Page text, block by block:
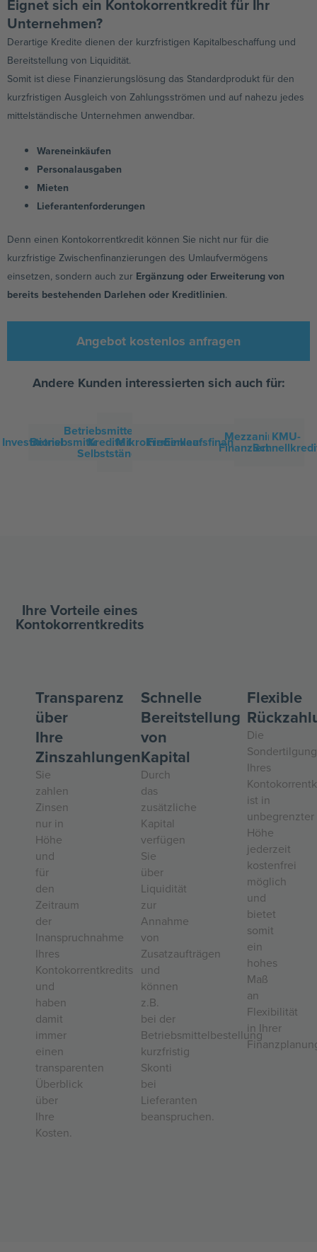
Eignet sich ein Kontokorrentkredit für Ihr
Unternehmen?
Derartige Kredite dienen der kurzfristigen Kapitalbeschaffung und
Bereitstellung von Liquidität.
Somit ist diese Finanzierungslösung das Standardprodukt für den
kurzfristigen Ausgleich von Zahlungsströmen und auf nahezu jedes
mittelständische Unternehmen anwendbar.
Wareneinkäufen
Personalausgaben
Mieten
Lieferantenforderungen
Denn einen Kontokorrentkredit können Sie nicht nur für die
kurzfristige Zwischenfinanzierungen des Umlaufvermögens
einsetzen, sondern auch zur Ergänzung oder Erweiterung von
bereits bestehenden Darlehen oder Kreditlinien.
Angebot kostenlos anfragen
Andere Kunden interessierten sich auch für:
Investitionskredit
Betriebsmittelkredit
Betriebsmittelkredit
Kredite für
Selbstständige
Mikrokredite
Firmenleasing
Einkaufsfinanzierung
Mezzanine
Finanzierung
KMU-
Ihre Vorteile eines
Kontokorrentkredits
Transparenz
über
Ihre
Zinszahlungen
Sie
zahlen
Zinsen
nur in
Höhe
und
für
den
Zeitraum
der
Inanspruchnahme
Ihres
Kontokorrentkredits
und
haben
damit
immer
einen
transparenten
Überblick
über
Ihre
Kosten.
Schnelle
Bereitstellung
von
Kapital
Durch
das
zusätzliche
Kapital
verfügen
Sie
über
Liquidität
zur
Annahme
von
Zusatzaufträgen
und
können
z.B.
bei der
Betriebsmittelbestellung
kurzfristig
Skonti
bei
Lieferanten
beanspruchen.
Flexible
Die
Sondertilgung
Ihres
ist in
unbegrenzter
Höhe
jederzeit
kostenfrei
möglich
und
bietet
somit
ein
hohes
Maß
an
Flexibilität
in Ihrer